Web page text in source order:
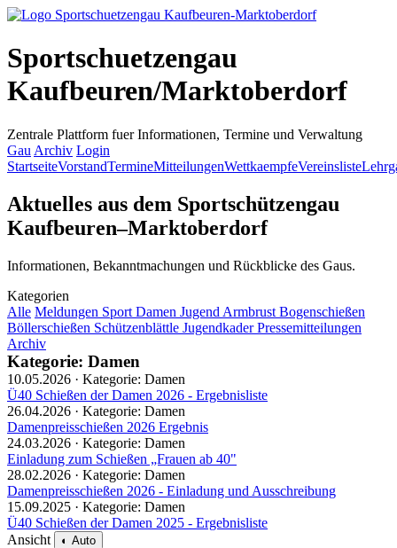
Sportschuetzengau
Kaufbeuren/Marktoberdorf
Zentrale Plattform fuer Informationen, Termine und Verwaltung
Gau Archiv Login
StartseiteVorstandTermineMitteilungenWettkaempfeVereinsliste
Aktuelles aus dem Sportschützengau
Kaufbeuren–Marktoberdorf
Informationen, Bekanntmachungen und Rückblicke des Gaus.
Kategorien
Alle Meldungen Sport Damen Jugend Armbrust Bogenschießen
Böllerschießen Schützenblättle JugendkaderPressemitteilungen
Archiv
Kategorie: Damen
10.05.2026 · Kategorie: Damen
Ü40 Schießen der Damen 2026 - Ergebnisliste
26.04.2026 · Kategorie: Damen
Damenpreisschießen 2026 Ergebnis
24.03.2026 · Kategorie: Damen
Einladung zum Schießen „Frauen ab 40"
28.02.2026 · Kategorie: Damen
Damenpreisschießen 2026 - Einladung und Ausschreibung
15.09.2025 · Kategorie: Damen
Ü40 Schießen der Damen 2025 - Ergebnisliste
Ansicht
◐ Auto